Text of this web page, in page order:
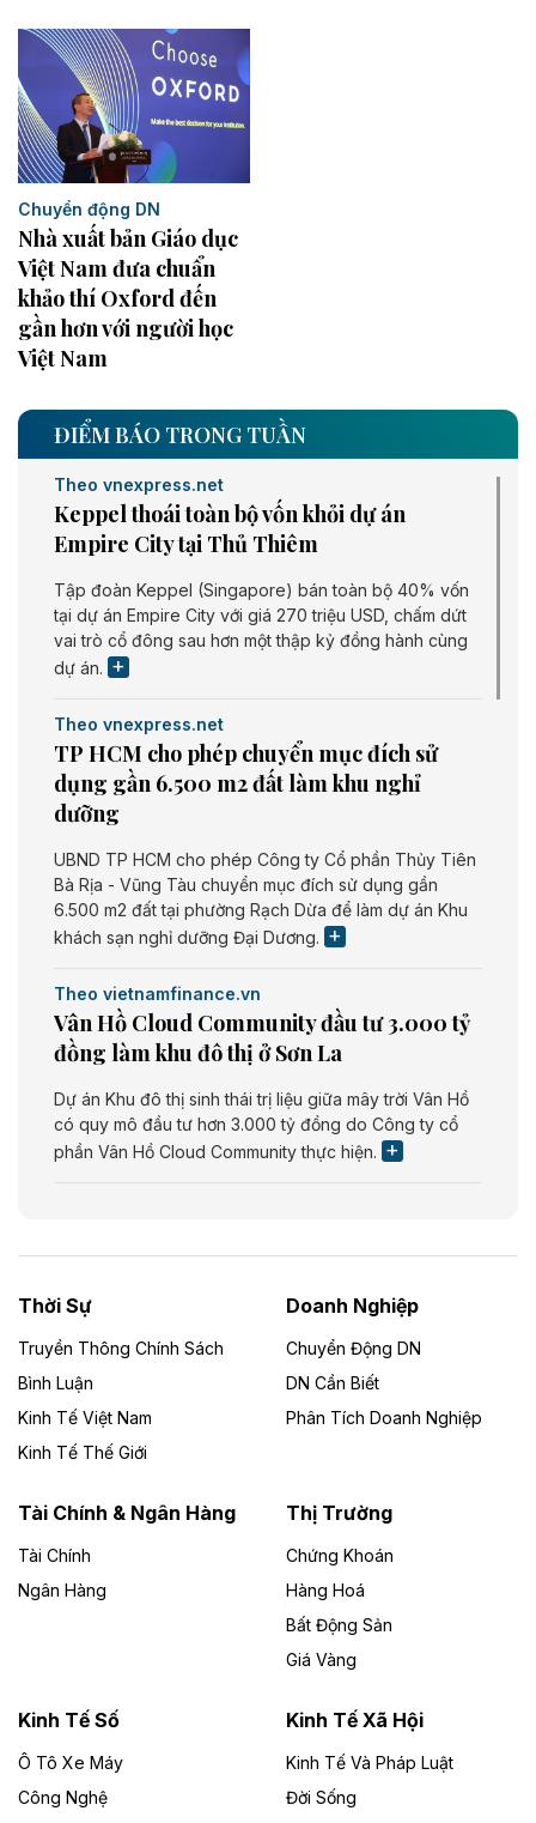
Chuyển động DN
Nhà xuất bản Giáo dục
Việt Nam đưa chuẩn
khảo thí Oxford đến
gần hơn với người học
Việt Nam
ĐIỂM BÁO TRONG TUẦN
Theo vnexpress.net
Keppel thoái toàn bộ vốn khỏi dự án
Empire City tại Thủ Thiêm
Tập đoàn Keppel (Singapore) bán toàn bộ 40% vốn
tại dự án Empire City với giá 270 triệu USD, chấm dứt
vai trò cổ đông sau hơn một thập kỷ đồng hành cùng
dự án.
Theo vnexpress.net
TP HCM cho phép chuyển mục đích sử
dụng gần 6.500 m2 đất làm khu nghỉ
dưỡng
UBND TP HCM cho phép Công ty Cổ phần Thủy Tiên
Bà Rịa - Vũng Tàu chuyển mục đích sử dụng gần
6.500 m2 đất tại phường Rạch Dừa để làm dự án Khu
khách sạn nghỉ dưỡng Đại Dương.
Theo vietnamfinance.vn
Vân Hồ Cloud Community đầu tư 3.000 tỷ
đồng làm khu đô thị ở Sơn La
Dự án Khu đô thị sinh thái trị liệu giữa mây trời Vân Hồ
có quy mô đầu tư hơn 3.000 tỷ đồng do Công ty cổ
phần Vân Hồ Cloud Community thực hiện.
Dự án Nhà máy xử lý rác và phát điện Bắc Giang do
Công ty TNHH Năng lượng môi trường Bắc Giang làm
Theo vietnamfinance.vn
Đức Long Gia Lai mở rộng ‘hệ sinh thái’
Lai
Bốn doanh nghiệp có sự góp vốn của Công ty Cổ
phần Tập đoàn Đức Long Gia Lai (HoSE: DLG) được
Gia Lai với tổng vốn hơn 4.750 tỷ đồng.
Đồng Nai cho thuê gần 59 ha đất làm khu
công nghiệp ở Long Thành
UBND TP Đồng Nai cho Công ty Amata thuê gần 59 ha
Thời Sự
Truyền Thông Chính Sách
Bình Luận
Kinh Tế Việt Nam
Kinh Tế Thế Giới
Doanh Nghiệp
Chuyển Động DN
DN Cần Biết
Phân Tích Doanh Nghiệp
Tài Chính & Ngân Hàng
Tài Chính
Ngân Hàng
Thị Trường
Chứng Khoán
Hàng Hoá
Bất Động Sản
Giá Vàng
Kinh Tế Số
Ô Tô Xe Máy
Công Nghệ
Kinh Tế Xã Hội
Kinh Tế Và Pháp Luật
Đời Sống